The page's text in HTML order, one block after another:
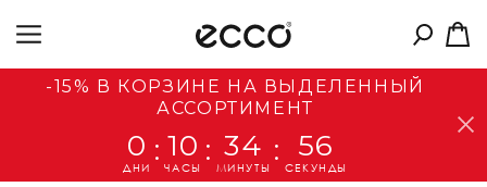
-15% В КОРЗИНЕ НА ВЫДЕЛЕННЫЙ
АССОРТИМЕНТ
0
ДНИ
: 10
ЧАСЫ
: 34
МИНУТЫ
: 56
СЕКУНДЫ